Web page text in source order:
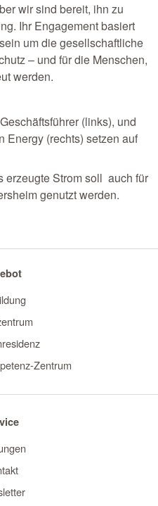
wir sind bereit, ihn zu
Ihr Engagement basiert
um die gesellschaftliche
– und für die Menschen,
werden.
(links), und
Energy (rechts) setzen auf
erzeugte Strom soll auch für
genutzt werden.
Zentrum